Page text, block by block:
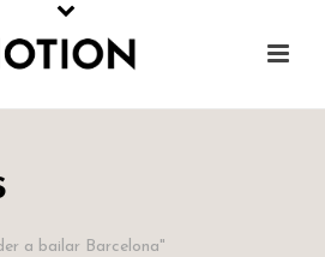
a bailar Barcelona"